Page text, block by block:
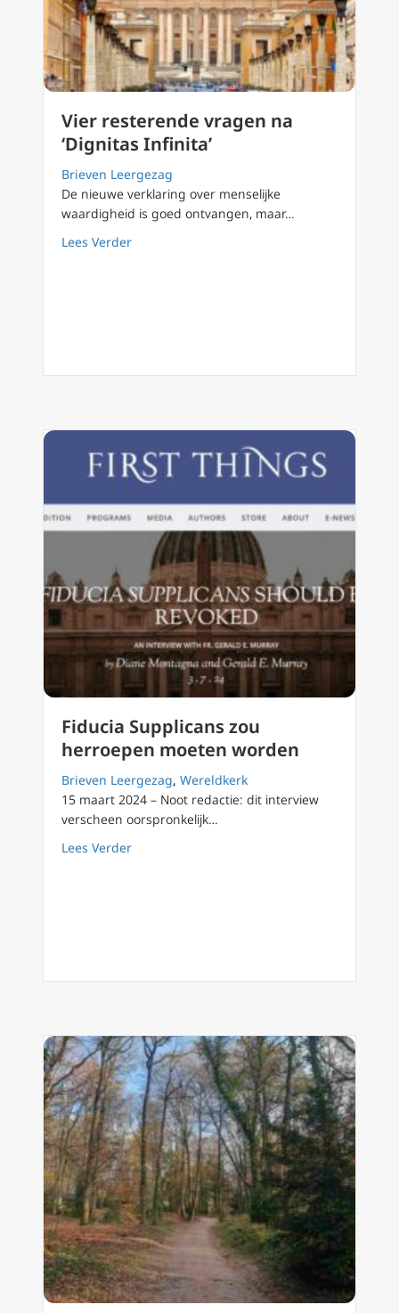
Vier resterende vragen na
‘Dignitas Infinita’
Brieven Leergezag
De nieuwe verklaring over menselijke
waardigheid is goed ontvangen, maar…
Lees Verderabout Vier resterende vragen na ‘Dignitas
Fiducia Supplicans zou
herroepen moeten worden
Brieven Leergezag, Wereldkerk
15 maart 2024 – Noot redactie: dit interview
verscheen oorspronkelijk…
Lees Verderabout Fiducia Supplicans zou herroepen